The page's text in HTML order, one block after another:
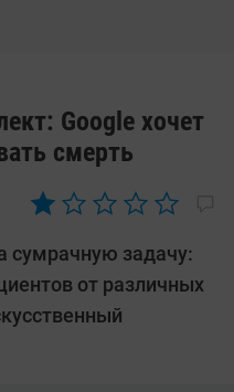
Google хочет
смерть
сумрачную задачу:
от различных